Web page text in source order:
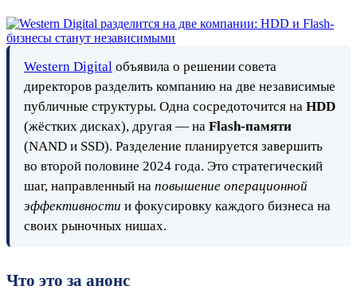
Western Digital объявила о решении совета
директоров разделить компанию на две независимые
публичные структуры. Одна сосредоточится на HDD
(жёстких дисках), другая — на Flash-памяти
(NAND и SSD). Разделение планируется завершить
во второй половине 2024 года. Это стратегический
шаг, направленный на повышение операционной
эффективности и фокусировку каждого бизнеса на
своих рыночных нишах.
Что это за анонс